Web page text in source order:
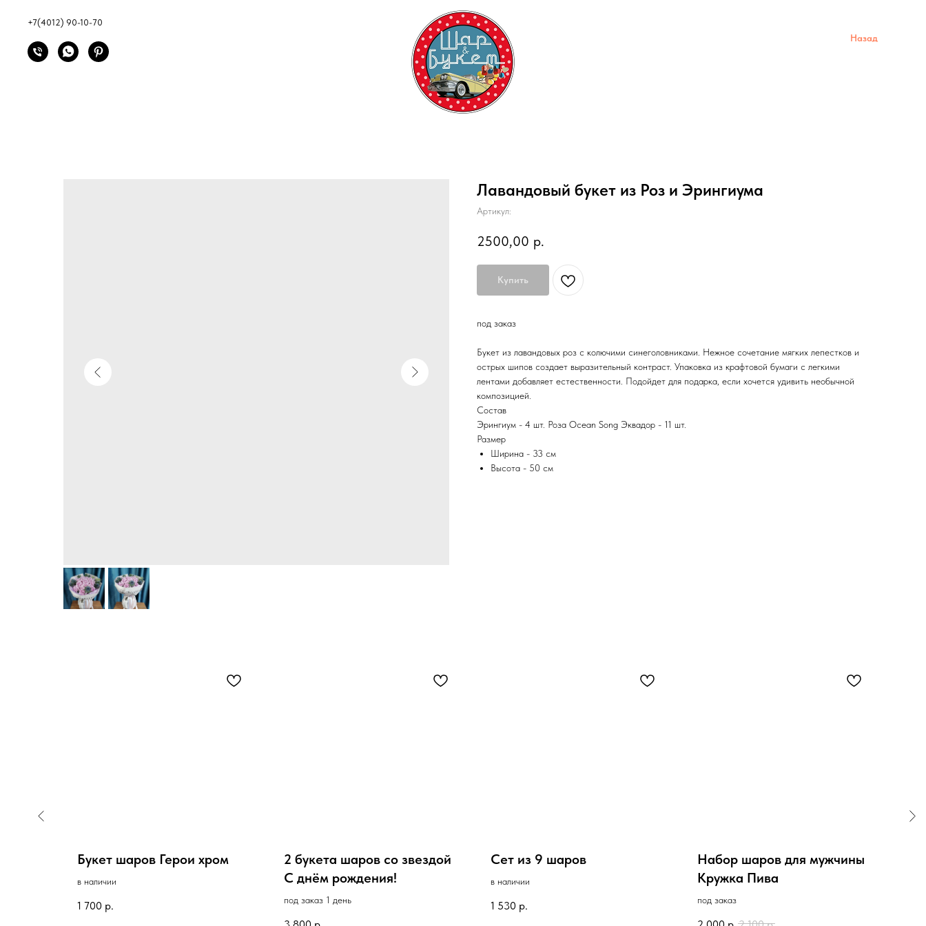
+7(4012) 90-10-70
Назад
Лавандовый букет из Роз и Эрингиума
Артикул:
2500,00 р.
Купить
под заказ
Букет из лавандовых роз с колючими синеголовниками. Нежное сочетание мягких лепестков и
острых шипов создает выразительный контраст. Упаковка из крафтовой бумаги с легкими
лентами добавляет естественности. Подойдет для подарка, если хочется удивить необычной
композицией.
Состав
Эрингиум - 4 шт. Роза Ocean Song Эквадор - 11 шт.
Размер
Ширина - 33 см
Высота - 50 см
Букет шаров Герои хром
в наличии
1 700 р.
2 букета шаров со звездой
С днём рождения!
под заказ 1 день
Сет из 9 шаров
в наличии
1 530 р.
Набор шаров для мужчины
Кружка Пива
под заказ